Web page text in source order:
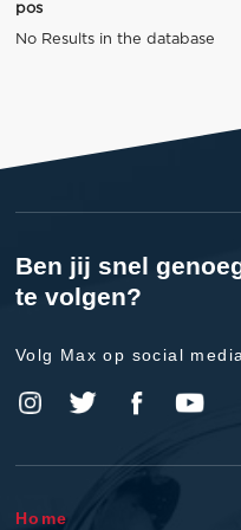
pos
No Results in the database
Ben jij snel
te volgen?
Volg Max op social
Home